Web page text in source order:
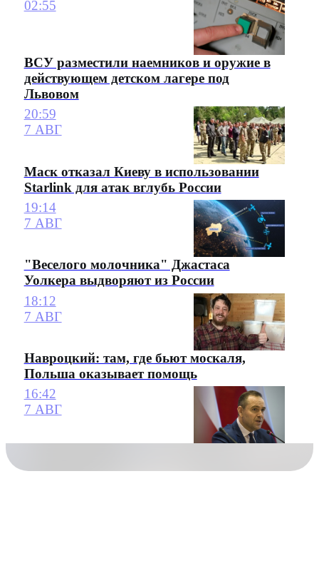
02:55
ВСУ разместили наемников и оружие в
действующем детском лагере под
Львовом
20:59
7 АВГ
Маск отказал Киеву в использовании
Starlink для атак вглубь России
19:14
7 АВГ
"Веселого молочника" Джастаса
Уолкера выдворяют из России
18:12
7 АВГ
Навроцкий: там, где бьют москаля,
Польша оказывает помощь
16:42
7 АВГ